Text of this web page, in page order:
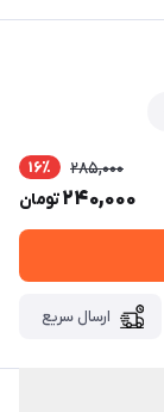
285,000 16٪
240,000تومان
ارسال سریع